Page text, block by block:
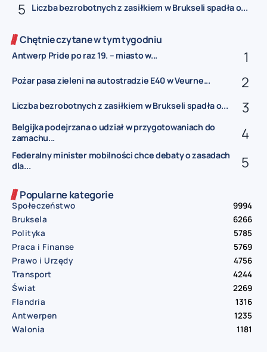
Liczba bezrobotnych z zasiłkiem w Brukseli spadła o...
Chętnie czytane w tym tygodniu
Antwerp Pride po raz 19. – miasto w...
Pożar pasa zieleni na autostradzie E40 w Veurne...
Liczba bezrobotnych z zasiłkiem w Brukseli spadła o...
Belgijka podejrzana o udział w przygotowaniach do
zamachu...
Federalny minister mobilności chce debaty o zasadach
dla...
Popularne kategorie
Społeczeństwo
9994
Bruksela
6266
Polityka
5785
Praca i Finanse
5769
Prawo i Urzędy
4756
Transport
4244
Świat
2269
Flandria
1316
Antwerpen
1235
Walonia
1181